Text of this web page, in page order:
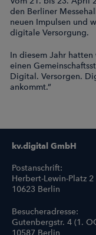
den Berliner
neuen Impulsen und
digitale Versorgung.
In diesem Jahr
einen
Digital. Versorgen.
ankommt.”
kv.digital GmbH
Postanschrift:
Herbert-Lewin-Platz 2
10623 Berlin
Besucheradresse:
Gutenbergstr. 4 (1.